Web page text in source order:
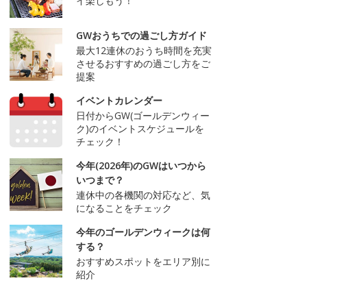
GWおうちでの過ごし方ガイド
最大12連休のおうち時間を充実
させるおすすめの過ごし方をご
提案
イベントカレンダー
日付からGW(ゴールデンウィー
ク)のイベントスケジュールを
チェック！
今年(2026年)のGWはいつから
いつまで？
連休中の各機関の対応など、気
になることをチェック
今年のゴールデンウィークは何
する？
おすすめスポットをエリア別に
紹介